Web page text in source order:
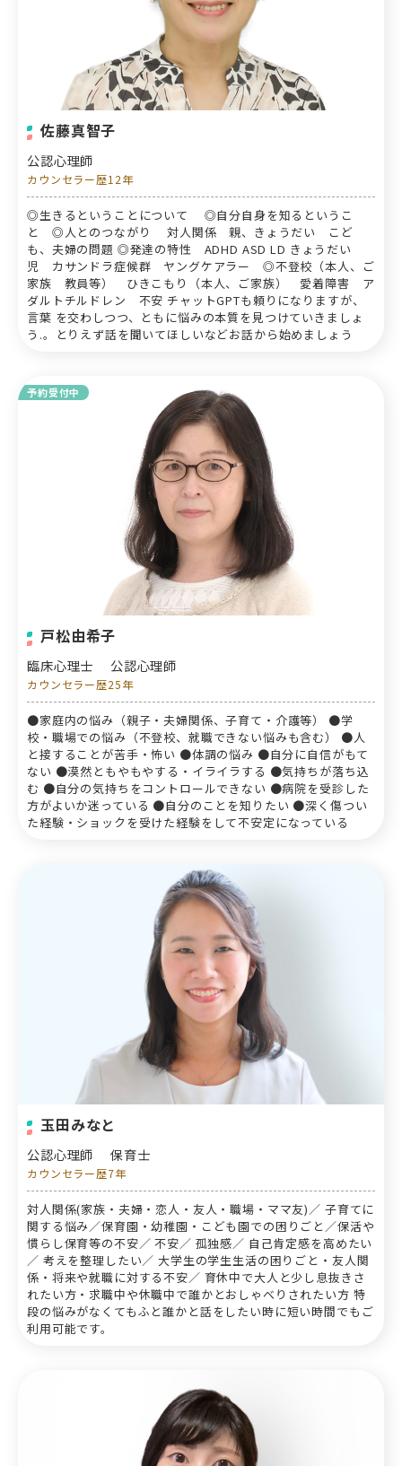
佐藤真智子
公認心理師
カウンセラー歴12年
◎生きるということについて ◎自分自身を知るというこ
と ◎人とのつながり 対人関係 親、きょうだい こど
も、夫婦の問題 ◎発達の特性 ADHD ASD LD きょうだい
児 カサンドラ症候群 ヤングケアラー ◎不登校（本人、ご
家族 教員等） ひきこもり（本人、ご家族） 愛着障害 ア
ダルトチルドレン 不安 チャットGPTも頼りになりますが、
言葉 を交わしつつ、ともに悩みの本質を見つけていきましょ
う.。とりえず話を聞いてほしいなどお話から始めましょう
予約受付中
戸松由希子
臨床心理士 公認心理師
カウンセラー歴25年
●家庭内の悩み（親子・夫婦関係、子育て・介護等） ●学
校・職場での悩み（不登校、就職できない悩みも含む） ●人
と接することが苦手・怖い ●体調の悩み ●自分に自信がもて
ない ●漠然ともやもやする・イライラする ●気持ちが落ち込
む ●自分の気持ちをコントロールできない ●病院を受診した
方がよいか迷っている ●自分のことを知りたい ●深く傷つい
た経験・ショックを受けた経験をして不安定になっている
玉田みなと
公認心理師 保育士
カウンセラー歴7年
対人関係(家族・夫婦・恋人・友人・職場・ママ友)／ 子育てに
関する悩み／保育園・幼稚園・こども園での困りごと／保活や
慣らし保育等の不安／ 不安／ 孤独感／ 自己肯定感を高めたい
／ 考えを整理したい／ 大学生の学生生活の困りごと・友人関
係・将来や就職に対する不安／ 育休中で大人と少し息抜きさ
れたい方・求職中や休職中で誰かとおしゃべりされたい方 特
段の悩みがなくてもふと誰かと話をしたい時に短い時間でもご
利用可能です。